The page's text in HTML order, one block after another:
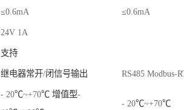
≤0.6mA ≤0.6mA
24V 1A
支持
继电器常开/闭信号输出 RS485 Modbus-
- 20℃~+70℃ 增值型-
- 20℃~+70℃